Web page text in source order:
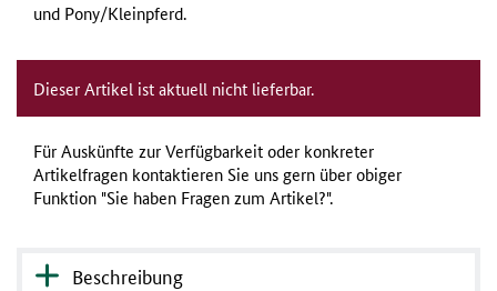
und Pony/Kleinpferd.
Dieser Artikel ist aktuell nicht lieferbar.
Für Auskünfte zur Verfügbarkeit oder konkreter
Artikelfragen kontaktieren Sie uns gern über obiger
Funktion "Sie haben Fragen zum Artikel?".
Beschreibung